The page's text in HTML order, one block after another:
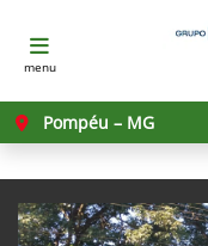
menu
Pompéu – MG